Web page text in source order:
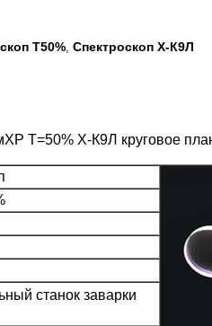
Т50%, Спектроскоп Х-К9Л
Т=50% Х-К9Л круговое
станок заварки